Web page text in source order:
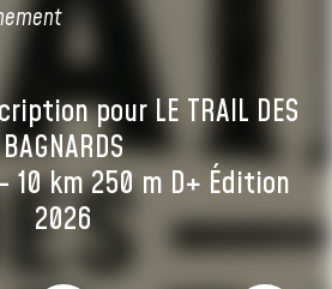
pour LE TRAIL DES
BAGNARDS
- 10 km 250 m D+ Édition
2026